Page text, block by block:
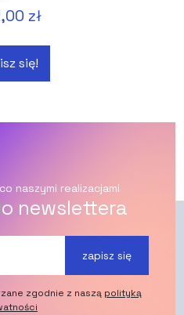
zł
się!
naszymi realizacjami
newslettera
zapisz się
zgodnie z naszą polityką